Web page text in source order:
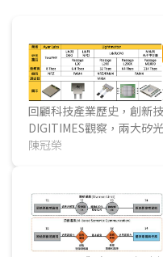
回顧科技產業歷史，創新
DIGITIMES觀察，兩大矽
Lightmatter採用小晶片
可拆式光纖陣列單元等關
Lightmatter已投入研發極
期而言，預估兩大業者的
鏈產生關鍵影響力。...
陳冠榮